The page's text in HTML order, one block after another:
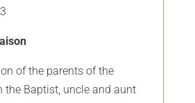
of the parents of the
the Baptist, uncle and aunt